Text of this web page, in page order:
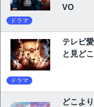
VO
ドラマ
テレビ
と見ど
ドラマ
どこよ